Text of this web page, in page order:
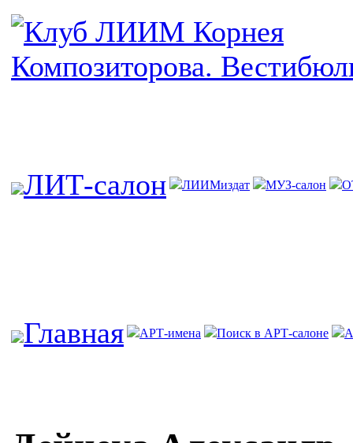
ЛИТ-салон ЛИИМиздат МУЗ-салон
Главная АРТ-имена Поиск в АРТ-салоне